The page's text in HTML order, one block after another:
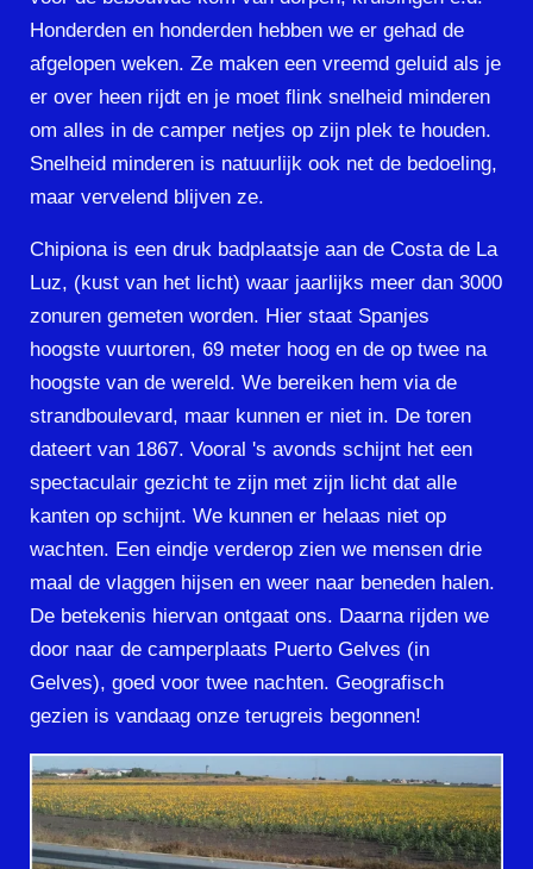
Honderden en honderden hebben we er gehad de
afgelopen weken. Ze maken een vreemd geluid als je
er over heen rijdt en je moet flink snelheid minderen
om alles in de camper netjes op zijn plek te houden.
Snelheid minderen is natuurlijk ook net de bedoeling,
maar vervelend blijven ze.
Chipiona is een druk badplaatsje aan de Costa de La
Luz, (kust van het licht) waar jaarlijks meer dan 3000
zonuren gemeten worden. Hier staat Spanjes
hoogste vuurtoren, 69 meter hoog en de op twee na
hoogste van de wereld. We bereiken hem via de
strandboulevard, maar kunnen er niet in. De toren
dateert van 1867. Vooral 's avonds schijnt het een
spectaculair gezicht te zijn met zijn licht dat alle
kanten op schijnt. We kunnen er helaas niet op
wachten. Een eindje verderop zien we mensen drie
maal de vlaggen hijsen en weer naar beneden halen.
De betekenis hiervan ontgaat ons. Daarna rijden we
door naar de camperplaats Puerto Gelves (in
Gelves), goed voor twee nachten. Geografisch
gezien is vandaag onze terugreis begonnen!